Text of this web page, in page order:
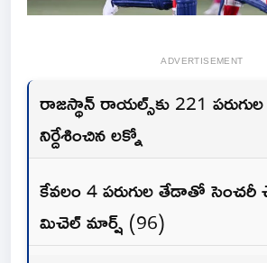
ADVERTISEMENT
రాజస్థాన్ రాయల్స్‌కు 221
నిర్దేశించిన లక్నో
కేవలం 4 పరుగుల తేడాతో సెంచరీ
మిచెల్ మార్ష్ (96)